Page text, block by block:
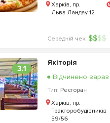
Харків, пр.
Льва Ландау 12
Середній чек: $$$$
3.1
Якіторія
Відчинено зараз
Тип: Ресторан
Харків, пр.
Тракторобудівників
59/56